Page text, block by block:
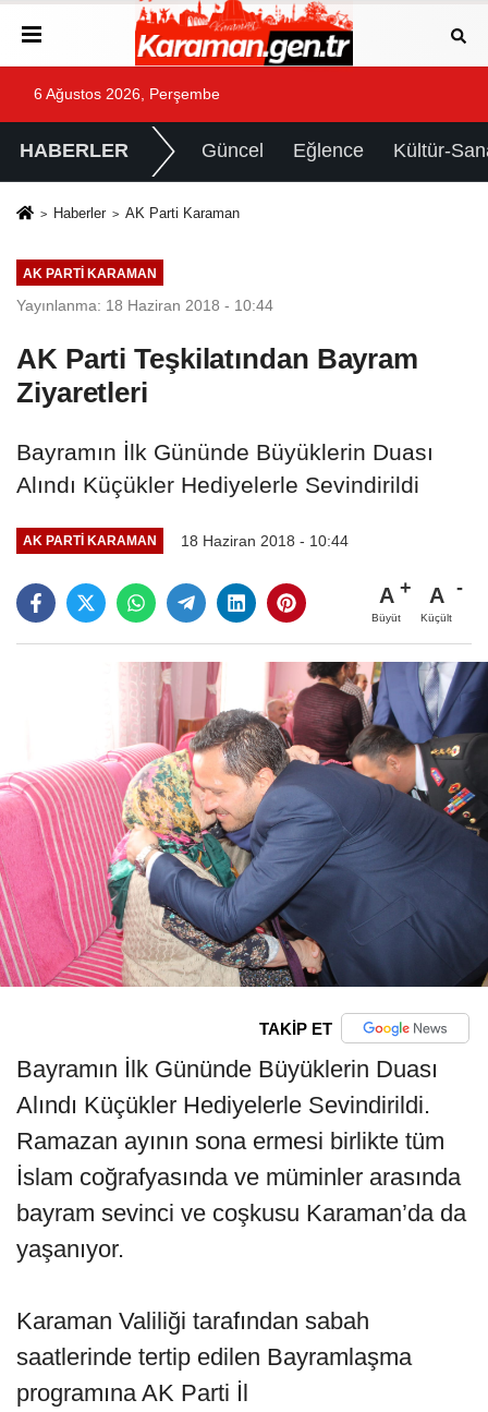
6 Ağustos 2026, Perşembe
HABERLER Güncel Eğlence Kültür-
Haberler AK Parti Karaman
AK PARTI KARAMAN
Yayınlanma: 18 Haziran 2018 - 10:44
AK Parti Teşkilatından Bayram
Ziyaretleri
Bayramın İlk Gününde Büyüklerin Duası
Alındı Küçükler Hediyelerle Sevindirildi
AK PARTI KARAMAN 18 Haziran 2018 - 10:44
A
Büyüt
A
Küçült
TAKİP ET
Bayramın İlk Gününde Büyüklerin Duası
Alındı Küçükler Hediyelerle Sevindirildi.
Ramazan ayının sona ermesi birlikte tüm
İslam coğrafyasında ve müminler arasında
bayram sevinci ve coşkusu Karaman’da da
yaşanıyor.
Karaman Valiliği tarafından sabah
saatlerinde tertip edilen Bayramlaşma
programına AK Parti İl